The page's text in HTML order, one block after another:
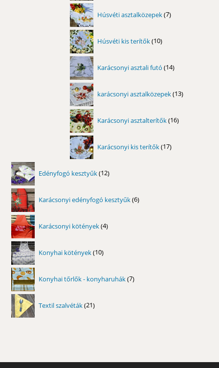
Húsvéti asztalközepek 7
termék
Húsvéti kis terítők 10
termék
Karácsonyi asztali futó 14
termék
karácsonyi asztalközepek 13
termék
Karácsonyi asztalterítők 16
termék
Karácsonyi kis terítők 17
termék
Edényfogó kesztyűk 12
termék
Karácsonyi edényfogó kesztyűk 6
termék
Karácsonyi kötények 4
termék
Konyhai kötények 10
termék
Konyhai tőrlők - konyharuhák 7
termék
Textil szalvéták 21
termék